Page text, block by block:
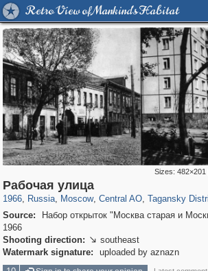
Retro View of Mankind's Habitat
Sizes:482×201
Рабочая улица
1966, Russia
1,406,710
, Moscow
319,864 8,286
, Central AO
160,011
, Tagansky
Source:
Набор открыток "Москва старая и
1966
Shooting direction:  southeast
Watermark signature:
uploaded by aznazn